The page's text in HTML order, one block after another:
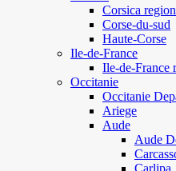
Corsica region
Corse-du-sud
Haute-Corse
Ile-de-France
Ile-de-France
Occitanie
Occitanie
Ariege
Aude
Aude
Carlipa